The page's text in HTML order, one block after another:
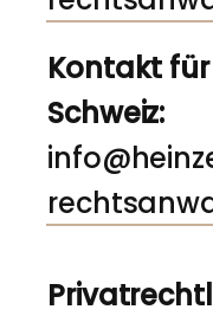
Kontakt
Schweiz: